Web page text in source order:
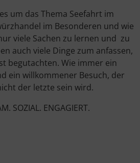
um das Thema Seefahrt im
im Besonderen und wie
viele Sachen zu lernen und zu
auch viele Dinge zum anfassen,
begutachten. Wie immer ein
ein willkommener Besuch, der
der letzte sein wird.
SOZIAL. ENGAGIERT.